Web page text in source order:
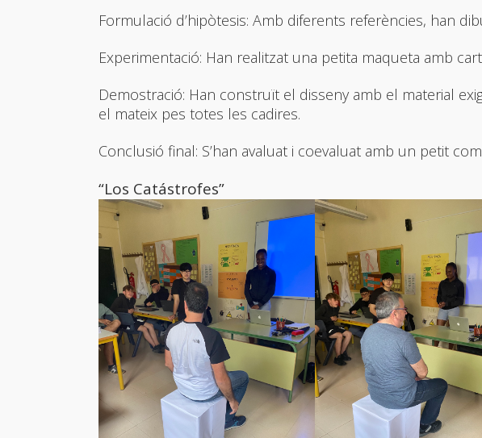
Formulació d’hipòtesis: Amb diferents referències, han
Experimentació: Han realitzat una petita maqueta amb
Demostració: Han construït el disseny amb el material
el mateix pes totes les cadires.
Conclusió final: S’han avaluat i coevaluat amb un petit
“Los Catástrofes”